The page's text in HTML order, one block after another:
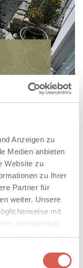
Anzeigen zu
Medien anbieten
Website zu
zu Ihrer
Partner für
weiter. Unsere
mit
bereitgestellt
der Dienste
nutzen.